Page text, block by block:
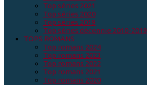
Top séries 2021
Top séries 2020
Top séries 2019
Top séries décennie 2010-2019
TOPS ROMANS
Top romans 2024
Top romans 2023
Top romans 2022
Top romans 2021
Top romans 2020